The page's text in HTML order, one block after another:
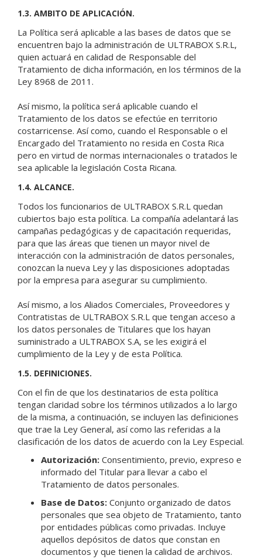
1.3. AMBITO DE APLICACIÓN.
La Política será aplicable a las bases de datos que se
encuentren bajo la administración de ULTRABOX S.R.L,
quien actuará en calidad de Responsable del
Tratamiento de dicha información, en los términos de la
Ley 8968 de 2011.
Así mismo, la política será aplicable cuando el
Tratamiento de los datos se efectúe en territorio
costarricense. Así como, cuando el Responsable o el
Encargado del Tratamiento no resida en Costa Rica
pero en virtud de normas internacionales o tratados le
sea aplicable la legislación Costa Ricana.
1.4. ALCANCE.
Todos los funcionarios de ULTRABOX S.R.L quedan
cubiertos bajo esta política. La compañía adelantará las
campañas pedagógicas y de capacitación requeridas,
para que las áreas que tienen un mayor nivel de
interacción con la administración de datos personales,
conozcan la nueva Ley y las disposiciones adoptadas
por la empresa para asegurar su cumplimiento.
Así mismo, a los Aliados Comerciales, Proveedores y
Contratistas de ULTRABOX S.R.L que tengan acceso a
los datos personales de Titulares que los hayan
suministrado a ULTRABOX S.A, se les exigirá el
cumplimiento de la Ley y de esta Política.
1.5. DEFINICIONES.
Con el fin de que los destinatarios de esta política
tengan claridad sobre los términos utilizados a lo largo
de la misma, a continuación, se incluyen las definiciones
que trae la Ley General, así como las referidas a la
clasificación de los datos de acuerdo con la Ley Especial.
Autorización: Consentimiento, previo, expreso e
informado del Titular para llevar a cabo el
Tratamiento de datos personales.
Base de Datos: Conjunto organizado de datos
personales que sea objeto de Tratamiento, tanto
por entidades públicas como privadas. Incluye
aquellos depósitos de datos que constan en
documentos y que tienen la calidad de archivos.